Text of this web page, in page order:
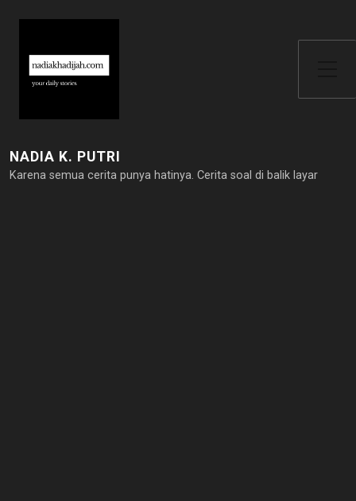
NADIA K. PUTRI
Karena semua cerita punya hatinya. Cerita soal di balik layar